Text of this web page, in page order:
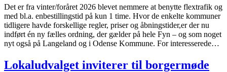
Det er fra vinter/foråret 2026 blevet nemmere at benytte flextrafik og
med bl.a. enbestillingstid på kun 1 time. Hvor de enkelte kommuner
tidligere havde forskellige regler, priser og åbningstider,er der nu
indført én ny fælles ordning, der gælder på hele Fyn – og som noget
nyt også på Langeland og i Odense Kommune. For interesserede…
Lokaludvalget inviterer til borgermøde